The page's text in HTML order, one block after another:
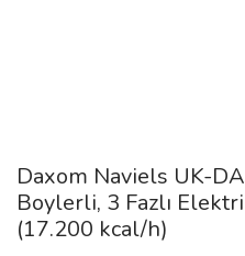
Daxom Naviels UK-
Boylerli, 3 Fazlı
(17.200 kcal/h)